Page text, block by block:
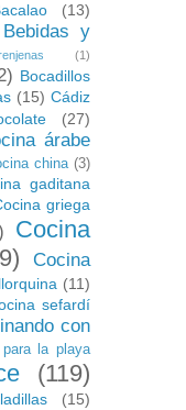
(13)
Bebidas y
(1)
Bocadillos
(15) Cádiz
(27)
árabe
china (3)
gaditana
griega
Cocina
Cocina
(11)
sefardí
con
para la playa
(119)
(15)